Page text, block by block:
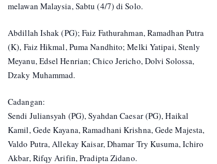
melawan Malaysia, Sabtu (4/7) di Solo.
Abdillah Ishak (PG); Faiz Fathurahman, Ramadhan Putra
(K), Faiz Hikmal, Puma Nandhito; Melki Yatipai, Stenly
Meyanu, Edsel Henrian; Chico Jericho, Dolvi Solossa,
Dzaky Muhammad.
Cadangan:
Sendi Juliansyah (PG), Syahdan Caesar (PG), Haikal
Kamil, Gede Kayana, Ramadhani Krishna, Gede Majesta,
Valdo Putra, Allekay Kaisar, Dhamar Try Kusuma, Ichiro
Akbar, Rifqy Arifin, Pradipta Zidano.